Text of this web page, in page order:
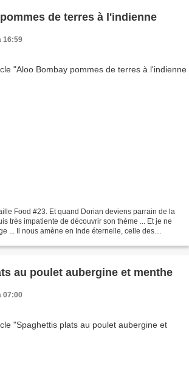
de terres à l'indienne
16:59
Food #23. Et quand Dorian deviens parrain de la
très impatiente de découvrir son thème ... Et je ne
... Il nous amène en Inde éternelle, celle des
au poulet aubergine et menthe
07:00